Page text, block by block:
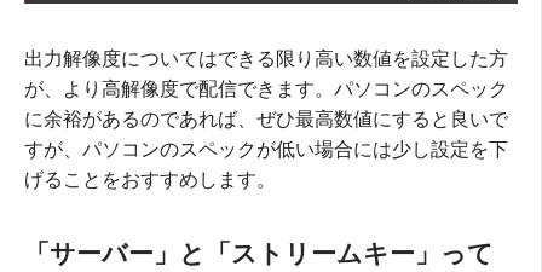
出力解像度についてはできる限り高い数値を設定した方
が、より高解像度で配信できます。パソコンのスペック
に余裕があるのであれば、ぜひ最高数値にすると良いで
すが、パソコンのスペックが低い場合には少し設定を下
げることをおすすめします。
「サーバー」と「ストリームキー」って